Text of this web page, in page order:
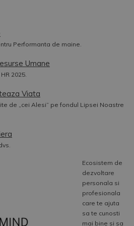
Performanta de maine.
Umane
2025.
Viata
de „cei Alesi” pe fondul Lipsei Noastre
Ecosistem de
dezvoltare
personala si
profesionala
care te ajuta
sa te cunosti
mai bine si sa